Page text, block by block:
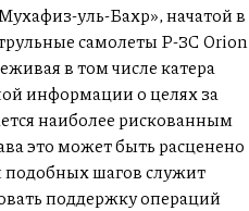
уль-Бахр», начатой в
самолеты P-3C Orion
в том числе катера
информации о целях за
наиболее рискованным
это может быть расценено
подобных шагов служит
поддержку операций